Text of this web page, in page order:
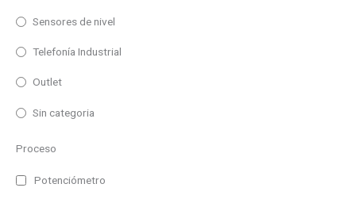
Tipo
1 Linea
Multilinea
Sensores de nivel
Telefonía Industrial
Outlet
Sin categoria
Proceso
Potenciómetro